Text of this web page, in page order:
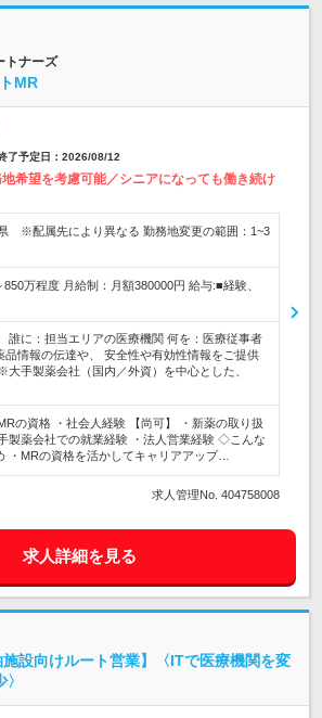
トナーズ
MR
予定日：2026/08/12
希望を考慮可能／シニアになっても働き続け
※配属先により異なる 勤務地変更の範囲：1~3
万程度 月給制：月額380000円 給与:■経験、
誰に：担当エリアの医療機関 何を：医療従事者
品情報の伝達や、 安全性や有効性情報をご提供
手製薬会社（国内／外資）を中心とした、
の資格 ・社会人経験 【尚可】 ・新薬の取り扱
製薬会社での就業経験 ・法人営業経験 ◇こんな
・MRの資格を活かしてキャリアアップ…
求人管理No. 404758008
求人詳細を見る
設向けルート営業】〈ITで医療機関を変